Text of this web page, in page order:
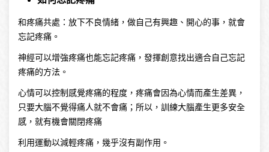
和疼痛共處：放下不良情緒，做自己有興趣、開心的事，就會
忘記疼痛。
神經可以增強疼痛也能忘記疼痛，發揮創意找出適合自己忘記
疼痛的方法。
心情可以控制感覺疼痛的程度，疼痛會因為心情而產生差異，
只要大腦不覺得痛人就不會痛；所以，訓練大腦產生更多安全
感，就有機會關閉疼痛
利用運動以減輕疼痛，幾乎沒有副作用。